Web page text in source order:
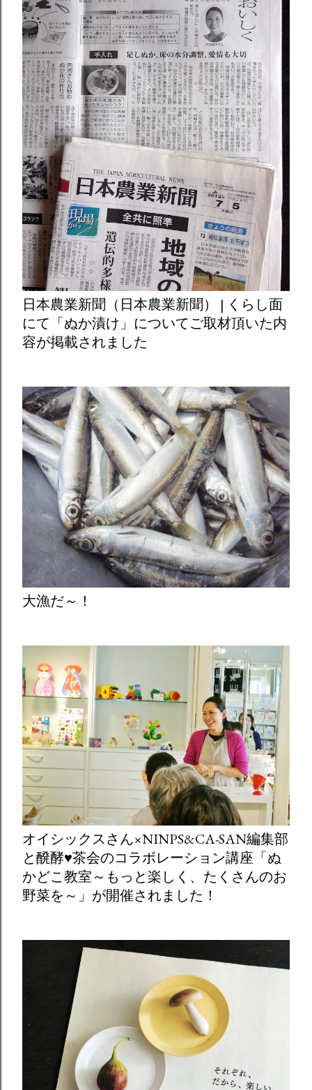
日本農業新聞（日本農業新聞） | くらし面
にて「ぬか漬け」についてご取材頂いた内
容が掲載されました
大漁だ～！
オイシックスさん×NINPS&CA-SAN編集部
と醗酵♥茶会のコラボレーション講座「ぬ
かどこ教室～もっと楽しく、たくさんのお
野菜を～」が開催されました！